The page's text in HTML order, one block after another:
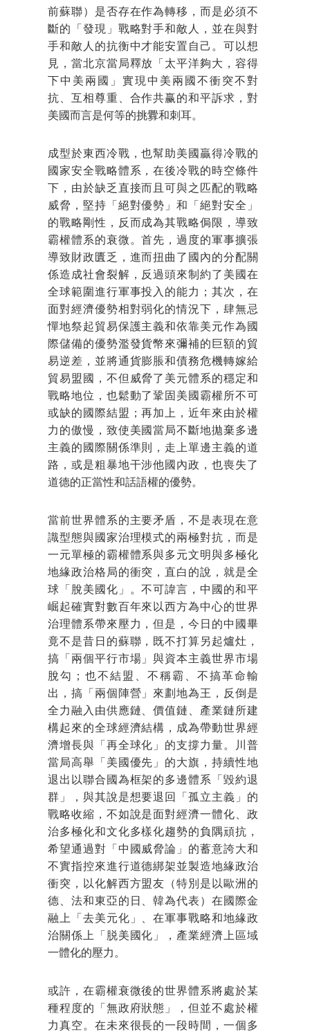
前蘇聯）是否存在作為轉移，而是必須不
斷的「發現」戰略對手和敵人，並在與對
手和敵人的抗衡中才能安置自己。可以想
見，當北京當局釋放「太平洋夠大，容得
下中美兩國」實現中美兩國不衝突不對
抗、互相尊重、合作共赢的和平訴求，對
美國而言是何等的挑釁和刺耳。
成型於東西冷戰，也幫助美國贏得冷戰的
國家安全戰略體系，在後冷戰的時空條件
下，由於缺乏直接而且可與之匹配的戰略
威脅，堅持「絕對優勢」和「絕對安全」
的戰略剛性，反而成為其戰略侷限，導致
霸權體系的衰微。首先，過度的軍事擴張
導致財政匱乏，進而扭曲了國內的分配關
係造成社會裂解，反過頭來制約了美國在
全球範圍進行軍事投入的能力；其次，在
面對經濟優勢相對弱化的情況下，肆無忌
憚地祭起貿易保護主義和依靠美元作為國
際儲備的優勢濫發貨幣來彌補的巨額的貿
易逆差，並將通貨膨脹和債務危機轉嫁給
貿易盟國，不但威脅了美元體系的穩定和
戰略地位，也鬆動了鞏固美國霸權所不可
或缺的國際結盟；再加上，近年來由於權
力的傲慢，致使美國當局不斷地拋棄多邊
主義的國際關係準則，走上單邊主義的道
路，或是粗暴地干涉他國內政，也喪失了
道德的正當性和話語權的優勢。
當前世界體系的主要矛盾，不是表現在意
識型態與國家治理模式的兩極對抗，而是
一元單極的霸權體系與多元文明與多極化
地緣政治格局的衝突，直白的說，就是全
球「脫美國化」。不可諱言，中國的和平
崛起確實對數百年來以西方為中心的世界
治理體系帶來壓力，但是，今日的中國畢
竟不是昔日的蘇聯，既不打算另起爐灶，
搞「兩個平行市場」與資本主義世界市場
脫勾；也不結盟、不稱霸、不搞革命輸
出，搞「兩個陣營」來劃地為王，反倒是
全力融入由供應鏈、價值鏈、產業鏈所建
構起來的全球經濟結構，成為帶動世界經
濟增長與「再全球化」的支撐力量。川普
當局高舉「美國優先」的大旗，持續性地
退出以聯合國為框架的多邊體系「毀約退
群」，與其說是想要退回「孤立主義」的
戰略收縮，不如說是面對經濟一體化、政
治多極化和文化多樣化趨勢的負隅頑抗，
希望通過對「中國威脅論」的蓄意誇大和
不實指控來進行道德綁架並製造地緣政治
衝突，以化解西方盟友（特別是以歐洲的
德、法和東亞的日、韓為代表）在國際金
融上「去美元化」、在軍事戰略和地緣政
治關係上「脱美國化」，產業經濟上區域
一體化的壓力。
或許，在霸權衰微後的世界體系將處於某
種程度的「無政府狀態」，但並不處於權
力真空。在未來很長的一段時間，一個多